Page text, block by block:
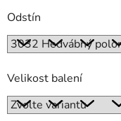
Odstín
Velikost balení